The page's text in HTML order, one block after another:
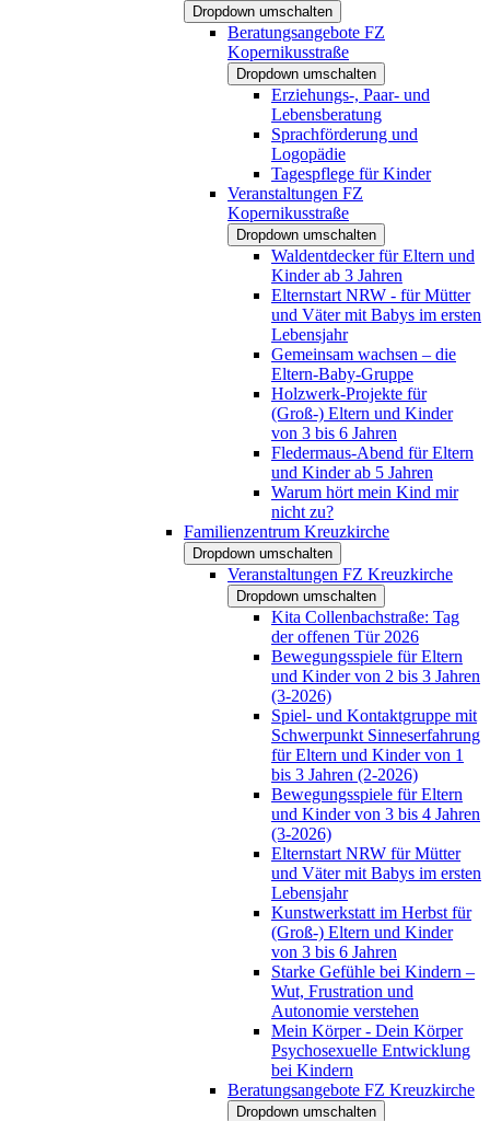
Dropdown umschalten
Beratungsangebote FZ
Kopernikusstraße
Dropdown umschalten
Erziehungs-, Paar- und
Lebensberatung
Sprachförderung und
Logopädie
Tagespflege für Kinder
Veranstaltungen FZ
Kopernikusstraße
Dropdown umschalten
Waldentdecker für Eltern und
Kinder ab 3 Jahren
Elternstart NRW - für Mütter
und Väter mit Babys im ersten
Lebensjahr
Gemeinsam wachsen – die
Eltern-Baby-Gruppe
Holzwerk-Projekte für
(Groß-) Eltern und Kinder
von 3 bis 6 Jahren
Fledermaus-Abend für Eltern
und Kinder ab 5 Jahren
Warum hört mein Kind mir
nicht zu?
Familienzentrum Kreuzkirche
Dropdown umschalten
Veranstaltungen FZ Kreuzkirche
Dropdown umschalten
Kita Collenbachstraße: Tag
der offenen Tür 2026
Bewegungsspiele für Eltern
und Kinder von 2 bis 3 Jahren
(3-2026)
Spiel- und Kontaktgruppe mit
Schwerpunkt Sinneserfahrung
für Eltern und Kinder von 1
bis 3 Jahren (2-2026)
Bewegungsspiele für Eltern
und Kinder von 3 bis 4 Jahren
(3-2026)
Elternstart NRW für Mütter
und Väter mit Babys im ersten
Lebensjahr
Kunstwerkstatt im Herbst für
(Groß-) Eltern und Kinder
von 3 bis 6 Jahren
Starke Gefühle bei Kindern –
Wut, Frustration und
Autonomie verstehen
Mein Körper - Dein Körper
Psychosexuelle Entwicklung
bei Kindern
Beratungsangebote FZ Kreuzkirche
Dropdown umschalten